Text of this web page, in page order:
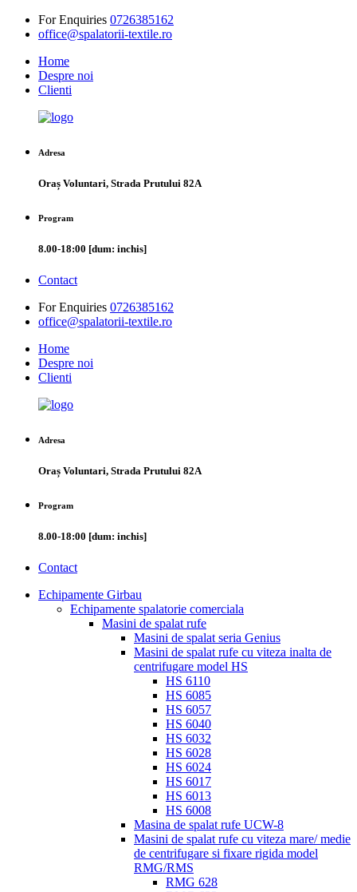
For Enquiries 0726385162
office@spalatorii-textile.ro
Home
Despre noi
Clienti
Adresa
Oraș Voluntari, Strada Prutului 82A
Program
8.00-18:00 [dum: inchis]
Contact
For Enquiries 0726385162
office@spalatorii-textile.ro
Home
Despre noi
Clienti
Adresa
Oraș Voluntari, Strada Prutului 82A
Program
8.00-18:00 [dum: inchis]
Contact
Echipamente Girbau
Echipamente spalatorie comerciala
Masini de spalat rufe
Masini de spalat seria Genius
Masini de spalat rufe cu viteza inalta de
centrifugare model HS
HS 6110
HS 6085
HS 6057
HS 6040
HS 6032
HS 6028
HS 6024
HS 6017
HS 6013
HS 6008
Masina de spalat rufe UCW-8
Masini de spalat rufe cu viteza mare/ medie
de centrifugare si fixare rigida model
RMG/RMS
RMG 628